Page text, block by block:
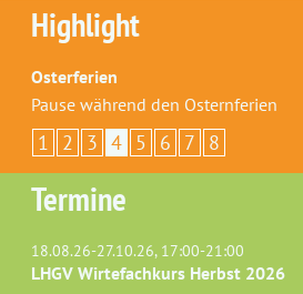
Highlight
Osterferien
Pause während den Osternferien
1 2 3 4 5 6 7 8
Termine
18.08.26-27.10.26, 17:00-21:00
LHGV Wirtefachkurs Herbst 2026